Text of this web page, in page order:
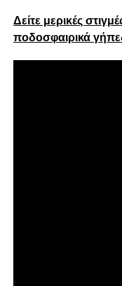
Δείτε μερικές
ποδοσφαιρικά